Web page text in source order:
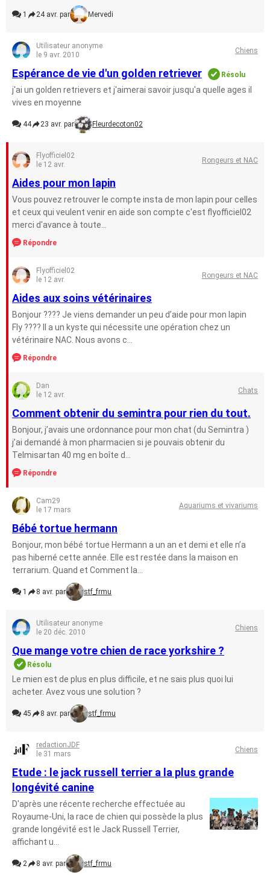
1 24 avr. par Mervedi
Utilisateur anonyme
le 9 avr. 2010
Chiens
Espérance de vie d'un golden retriever Résolu
j'ai un golden retrievers et j'aimerai savoir jusqu'a quelle ages il
vives en moyenne
44 23 avr. par Fleurdecoton02
Flyofficiel02
le 12 avr.
Rongeurs et NAC
Aides pour mon lapin
Vous pouvez retrouver le compte insta de mon lapin pour celles
et ceux qui veulent venir en aide son compte c'est flyofficiel02
merci d'avance à toute...
Répondre
Flyofficiel02
le 12 avr.
Rongeurs et NAC
Aides aux soins vétérinaires
Bonjour ???? Je viens demander un peu d’aide pour mon lapin
Fly ???? Il a un kyste qui nécessite une opération chez un
vétérinaire NAC. Nous avons c...
Répondre
Dan
le 12 avr.
Chats
Comment obtenir du semintra pour rien du tout.
Bonjour, j’avais une ordonnance pour mon chat (du Semintra )
j’ai demandé à mon pharmacien si je pouvais obtenir du
Telmisartan 40 mg en boîte d...
Répondre
Cam29
le 17 mars
Aquariums et vivariums
Bébé tortue hermann
Bonjour, mon bébé tortue Hermann a un an et demi et elle n’a
pas hiberné cette année. Elle est restée dans la maison en
terrarium. Quand et Comment la...
1 8 avr. par stf_frmu
Utilisateur anonyme
le 20 déc. 2010
Chiens
Que mange votre chien de race yorkshire ?
Résolu
Le mien est de plus en plus difficile, et ne sais plus quoi lui
acheter. Avez vous une solution ?
45 8 avr. par stf_frmu
redactionJDF
le 31 mars
Chiens
Etude : le jack russell terrier a la plus grande
longévité canine
D'après une récente recherche effectuée au
Royaume-Uni, la race de chien qui possède la plus
grande longévité est le Jack Russell Terrier,
affichant u...
2 8 avr. par stf_frmu